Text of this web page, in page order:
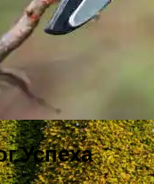
Успеха